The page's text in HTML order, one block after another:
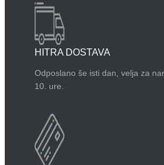
HITRA DOSTAVA
Odposlano še isti dan, velja za
10. ure.